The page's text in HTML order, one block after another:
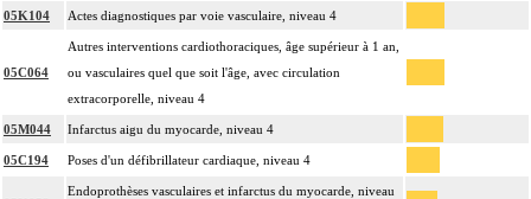
05K104 Actes diagnostiques par voie vasculaire, niveau 4
05C064
Autres interventions cardiothoraciques, âge supérieur à 1 an,
ou vasculaires quel que soit l'âge, avec circulation
extracorporelle, niveau 4
05M044 Infarctus aigu du myocarde, niveau 4
05C194 Poses d'un défibrillateur cardiaque, niveau 4
Endoprothèses vasculaires et infarctus du myocarde, niveau